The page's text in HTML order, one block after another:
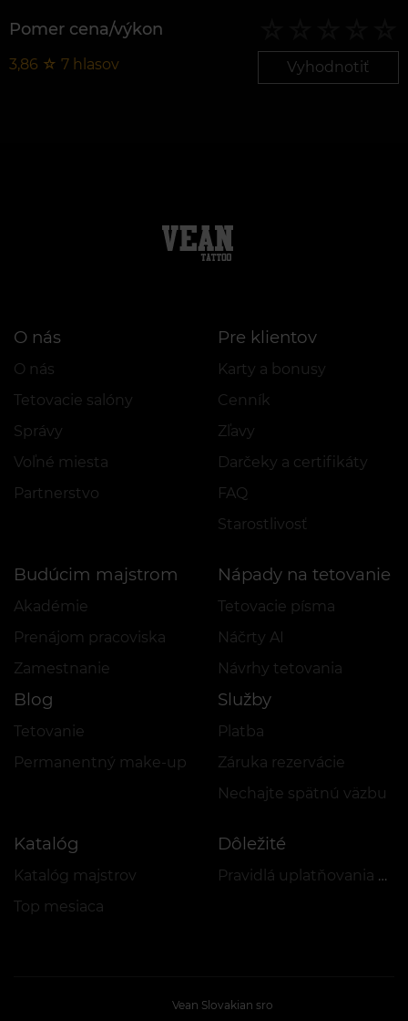
Pomer cena/výkon
3,86 ☆ 7 hlasov Vyhodnotiť
O nás
O nás
Tetovacie salóny
Správy
Voľné miesta
Partnerstvo
Pre klientov
Karty a bonusy
Cenník
Zľavy
Darčeky a certifikáty
FAQ
Starostlivosť
Budúcim majstrom
Akadémie
Prenájom pracoviska
Zamestnanie
Nápady na tetovanie
Tetovacie písma
Náčrty AI
Návrhy tetovania
Blog
Tetovanie
Permanentný make-up
Služby
Platba
Záruka rezervácie
Nechajte spätnú väzbu
Katalóg
Katalóg majstrov
Top mesiaca
Dôležité
Pravidlá uplatňovania akcií a VEAN COINS
Vean Slovakian sro